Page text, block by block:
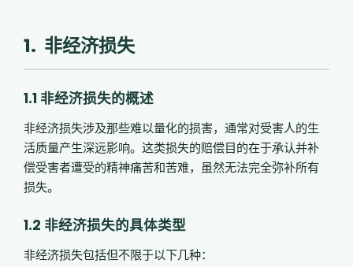
1. 非经济损失
1.1 非经济损失的概述
非经济损失涉及那些难以量化的损害，通常对受害人的生
活质量产生深远影响。这类损失的赔偿目的在于承认并补
偿受害者遭受的精神痛苦和苦难，虽然无法完全弥补所有
损失。
1.2 非经济损失的具体类型
非经济损失包括但不限于以下几种：